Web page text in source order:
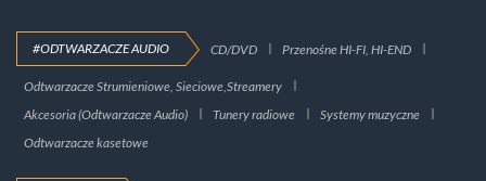
#ODTWARZACZE AUDIO CD/DVD Przenośne HI-FI, HI-END
Odtwarzacze Strumieniowe, Sieciowe,Streamery
Akcesoria (Odtwarzacze Audio)
Tunery radiowe
Systemy muzyczne
Odtwarzacze kasetowe